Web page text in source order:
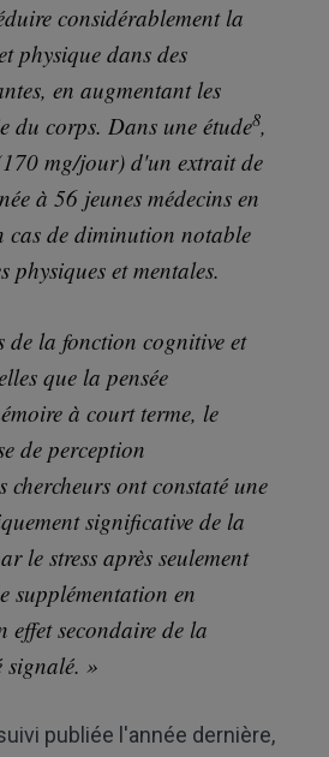
considérablement la
physique dans des
en augmentant les
du corps. Dans une étude8,
mg/jour) d'un extrait de
à 56 jeunes médecins en
cas de diminution notable
physiques et mentales.
de la fonction cognitive et
que la pensée
à court terme, le
de perception
chercheurs ont constaté une
significative de la
le stress après seulement
supplémentation en
secondaire de la
signalé. »
publiée l'année dernière,